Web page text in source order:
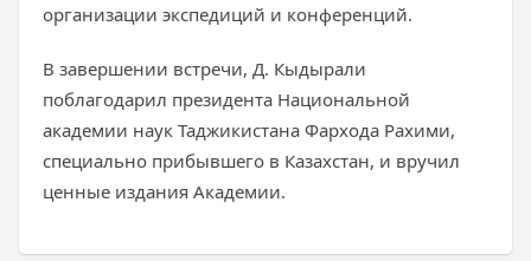
организации экспедиций и конференций.
В завершении встречи, Д. Кыдырали
поблагодарил президента Национальной
академии наук Таджикистана Фархода Рахими,
специально прибывшего в Казахстан, и вручил
ценные издания Академии.